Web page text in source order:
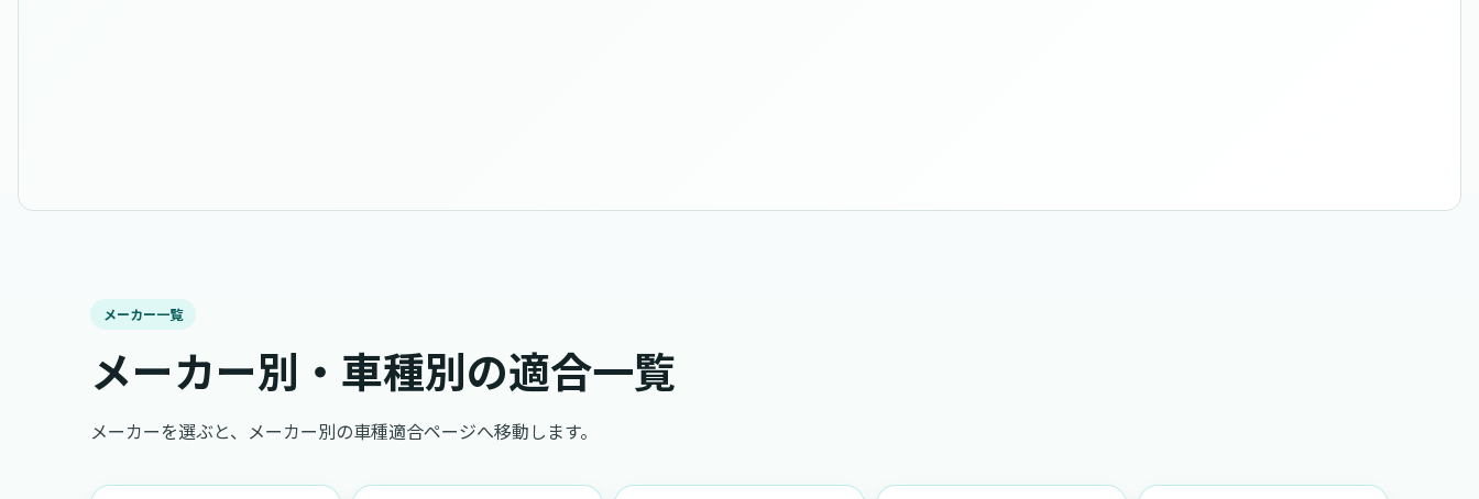
メーカー一覧
メーカー別・車種別の適合一覧
メーカーを選ぶと、メーカー別の車種適合ページへ移動します。